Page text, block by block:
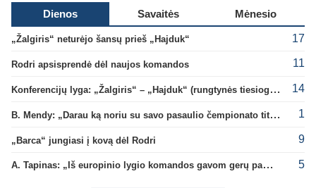
Dienos Savaitės Mėnesio
„Žalgiris“ neturėjo šansų prieš „Hajduk“ 17
Rodri apsisprendė dėl naujos komandos 11
Konferencijų lyga: „Žalgiris“ – „Hajduk“ (rungtynės tiesiogiai) 14
B. Mendy: „Darau ką noriu su savo pasaulio čempionato titulu“ 1
„Barca“ jungiasi į kovą dėl Rodri 9
A. Tapinas: „Iš europinio lygio komandos gavom gerų pamokų“ 5